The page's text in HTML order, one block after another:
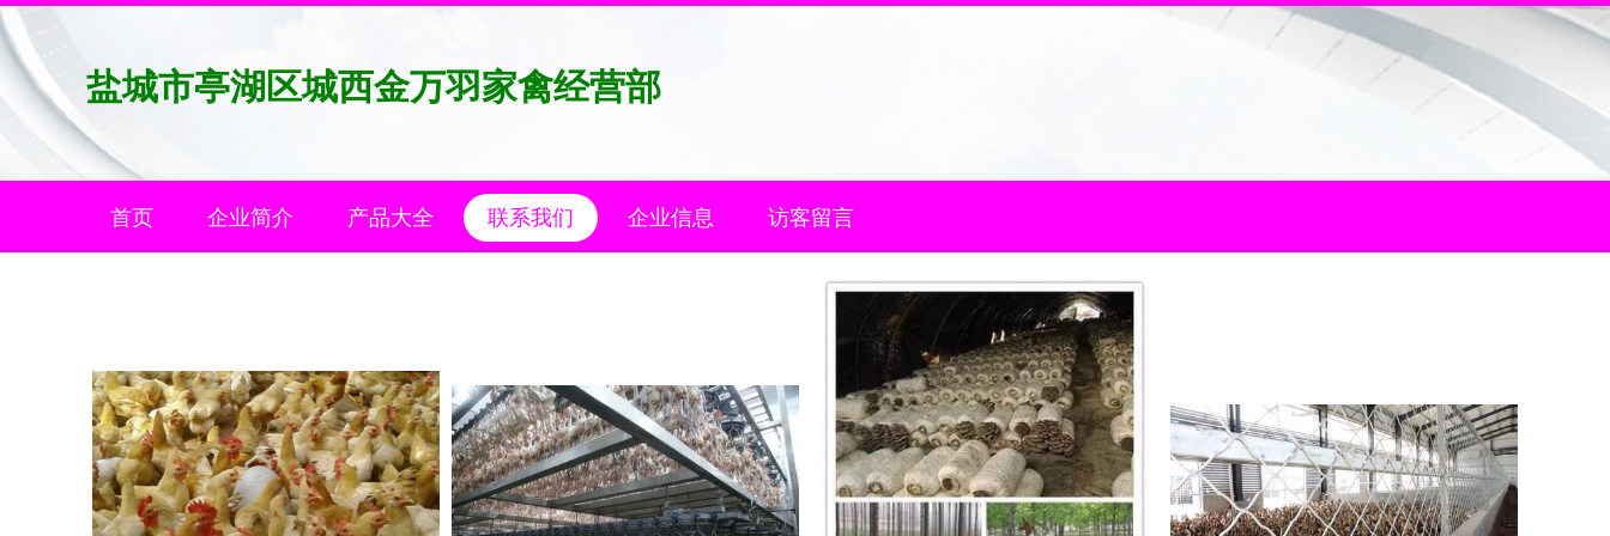
盐城市亭湖区城西金万羽家禽经营部
首页 企业简介 产品大全 联系我们 企业信息 访客留言